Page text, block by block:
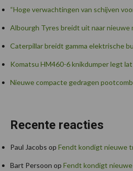
“Hoge verwachtingen van schijven
Albourgh Tyres breidt uit naar nieuwe
Caterpillar breidt gamma elektrische
Komatsu HM460-6 knikdumper legt
Nieuwe compacte gedragen
Recente reacties
Paul Jacobs op Fendt kondigt nieuwe
Bart Persoon op Fendt kondigt